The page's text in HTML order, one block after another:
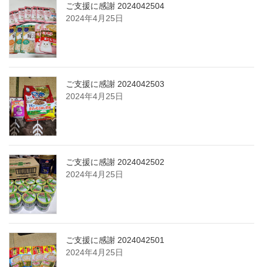
ご支援に感謝 2024042504
2024年4月25日
ご支援に感謝 2024042503
2024年4月25日
ご支援に感謝 2024042502
2024年4月25日
ご支援に感謝 2024042501
2024年4月25日